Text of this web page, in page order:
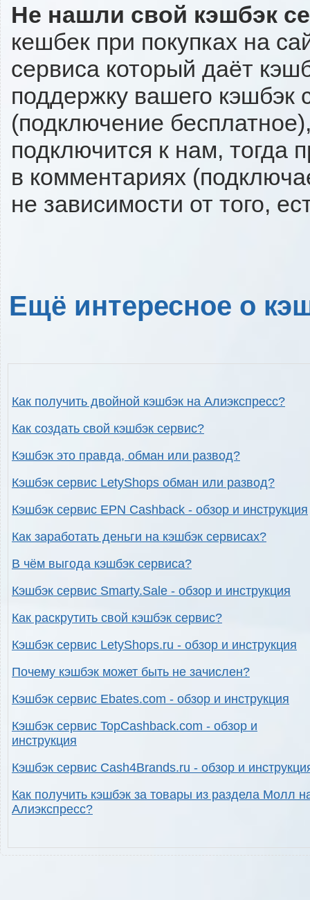
Не нашли свой кэшбэк
кешбек при покупках на
сервиса который даёт
поддержку вашего кэшбэк
(подключение
подключится к нам, тогда
в комментариях
не зависимости от того,
Ещё интересное о
Как получить двойной кэшбэк на Алиэкспресс?
Как создать свой кэшбэк сервис?
Кэшбэк это правда, обман или развод?
Кэшбэк сервис LetyShops обман или развод?
Кэшбэк сервис EPN Cashback - обзор и инструкция
Как заработать деньги на кэшбэк сервисах?
В чём выгода кэшбэк сервиса?
Кэшбэк сервис Smarty.Sale - обзор и инструкция
Как раскрутить свой кэшбэк сервис?
Кэшбэк сервис LetyShops.ru - обзор и инструкция
Почему кэшбэк может быть не зачислен?
Кэшбэк сервис Ebates.com - обзор и инструкция
Кэшбэк сервис TopCashback.com - обзор и
инструкция
Кэшбэк сервис Cash4Brands.ru - обзор и
Как получить кэшбэк за товары из раздела Молл
Алиэкспресс?